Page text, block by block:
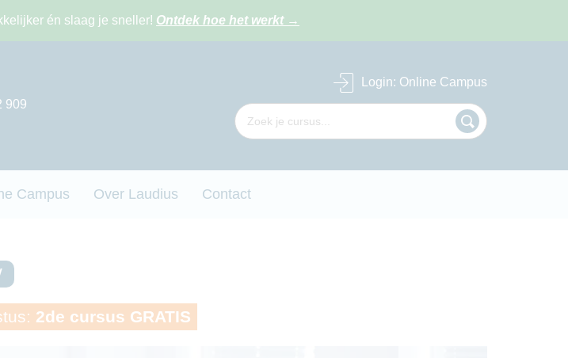
én slaag je sneller! Ontdek hoe het werkt →
Login: Online Campus
909
Campus Over Laudius Contact
2de cursus GRATIS